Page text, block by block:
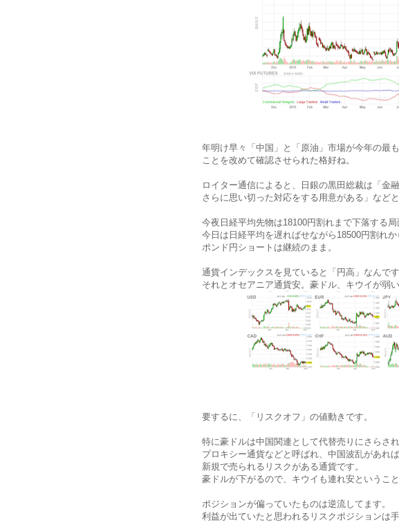
年明け早々「中国」と「原油」市場が今年の最
ことを改めて確認させられた格好ね。
ロイター通信によると、日銀の黒田総裁は「金融
さらに思い切った対応をする用意がある」など
今夜日経平均先物は18100円割れまで下落する局
今日は日経平均を遅ればせながら18500円割れか
ポンド円ショートは継続のまま。
通貨インデックスを見ていると「円高」なんです
それとオセアニア通貨安。豪ドル、キウイが弱
要するに、「リスクオフ」の値動きです。
特に豪ドルは中国関連として代替売りにさらされ
プロキシー通貨などと呼ばれ、中国波乱があれば
新規で売られるリスクがある通貨です。
豪ドルが下がるので、キウイも連れ安というこ
ポジションが偏っていたものは逆流してます。
利益が出ていたと思われるリスクポジションは手